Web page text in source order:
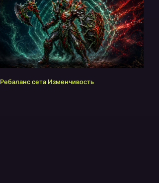
Ребаланс сета Изменчивость